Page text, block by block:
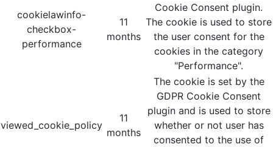
cookielawinfo-
checkbox-
performance
11
months
Cookie Consent plugin.
The cookie is used to store
the user consent for the
cookies in the category
"Performance".
viewed_cookie_policy
11
months
The cookie is set by the
GDPR Cookie Consent
plugin and is used to store
whether or not user has
consented to the use of